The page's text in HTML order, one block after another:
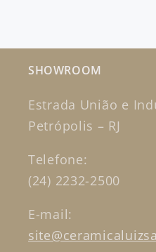
SHOWROOM
Estrada União e
Petrópolis – RJ
Telefone:
(24) 2232-2500
E-mail: